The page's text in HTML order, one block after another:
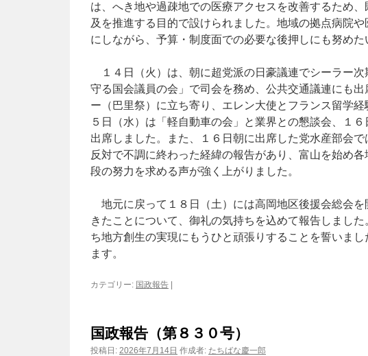
は、へき地や過疎地での医療アクセスを改善するため
及を推進する目的で設けられました。地域の拠点病院
にしながら、予算・制度面での必要な後押しにも努めた
１４日（火）は、朝に超党派の日豪議連でシーラー
守る国会議員の会」で司会を務め、公共交通議連にも
ー（巴里祭）に立ち寄り、エレン大使とフランス留学
５日（水）は「軽自動車の会」と業界との懇談会、１
出席しました。また、１６日朝に出席した党水産部会
反対で不調に終わった経緯の報告があり、富山を始め
段の努力を求める声が強く上がりました。
地元に戻って１８日（土）には高岡地区後援会総会
きたことについて、御礼の気持ちを込めて報告しまし
ち地方創生の実現にもうひと頑張りすることを誓いま
ます。
カテゴリー: 国政報告
国政報告（第８３０号）
投稿日: 2026年7月14日 作成者: たちばな慶一郎